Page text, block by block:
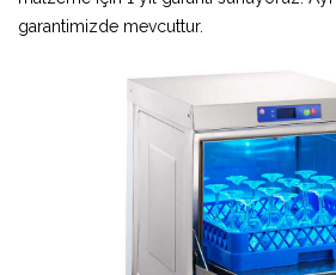
garantimizde mevcuttur.